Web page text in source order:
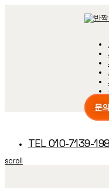
문
TEL 010-7139-
scroll